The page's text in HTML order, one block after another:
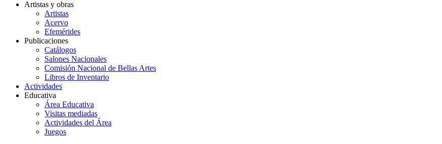
Artistas y obras
Artistas
Acervo
Efemérides
Publicaciones
Catálogos
Salones Nacionales
Comisión Nacional de Bellas Artes
Libros de Inventario
Actividades
Educativa
Área Educativa
Visitas mediadas
Actividades del Área
Juegos